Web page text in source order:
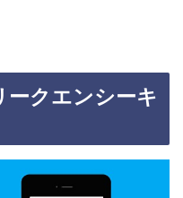
クエンシーキ